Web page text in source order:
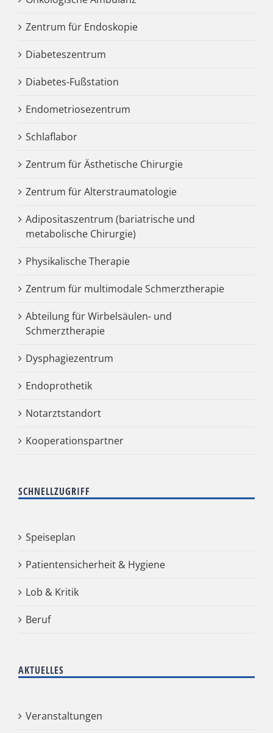
Zentrum für Endoskopie
Diabeteszentrum
Diabetes-Fußstation
Endometriosezentrum
Schlaflabor
Zentrum für Ästhetische Chirurgie
Zentrum für Alterstraumatologie
Adipositaszentrum (bariatrische und
metabolische Chirurgie)
Physikalische Therapie
Zentrum für multimodale Schmerztherapie
Abteilung für Wirbelsäulen- und
Schmerztherapie
Dysphagiezentrum
Endoprothetik
Notarztstandort
Kooperationspartner
SCHNELLZUGRIFF
Speiseplan
Patientensicherheit & Hygiene
Lob & Kritik
Beruf
AKTUELLES
Veranstaltungen